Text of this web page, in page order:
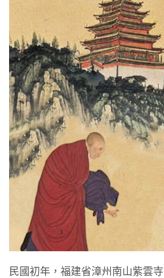
民國初年，福建省漳州南山紫雲